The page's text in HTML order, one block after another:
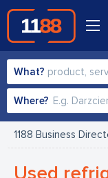
What?
Where?
1188 Business
Used